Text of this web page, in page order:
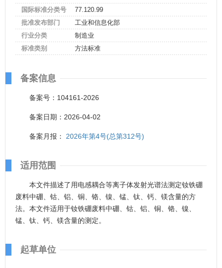
国际标准分类号
77.120.99
批准发布部门
工业和信息化部
行业分类
制造业
标准类别
方法标准
备案信息
备案号：104161-2026
备案日期：2026-04-02
备案月报： 2026年第4号(总第312号)
适用范围
本文件描述了用电感耦合等离子体发射光谱法测定钕铁硼
废料中硼、钴、铝、铜、铬、镍、锰、钛、钙、镁含量的方
法。本文件适用于钕铁硼废料中硼、钴、铝、铜、铬、镍、
锰、钛、钙、镁含量的测定。
起草单位